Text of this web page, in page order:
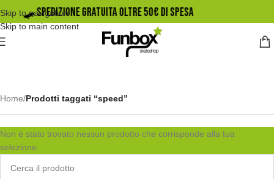
Skip to navigation
Skip to main content
🛹️ SPEDIZIONE GRATUITA OLTRE 50€ DI SPESA
Home/Prodotti taggati “speed”
Non è stato trovato nessun prodotto che corrisponde alla tua
selezione.